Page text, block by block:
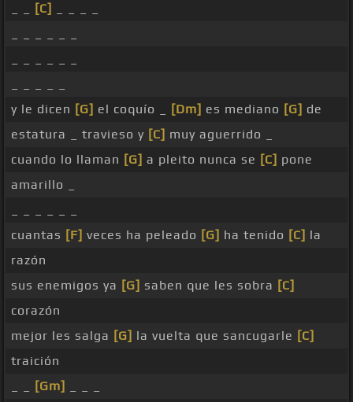
[C]
y le dicen [G] el coquío _ [Dm] es mediano [G] de
estatura _ travieso y [C] muy aguerrido _
cuando lo llaman [G] a pleito nunca se [C] pone
amarillo _
cuantas [F] veces ha peleado [G] ha tenido [C] la
razón
sus enemigos ya [G] saben que les sobra [C]
corazón
mejor les salga [G] la vuelta que sancugarle [C]
traición
[Gm]